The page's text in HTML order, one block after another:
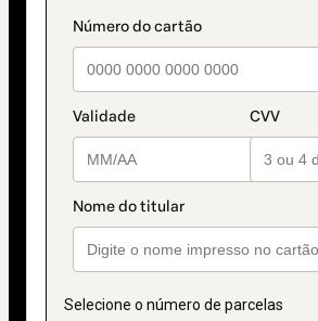
Selecione o número de parcelas
pagamento